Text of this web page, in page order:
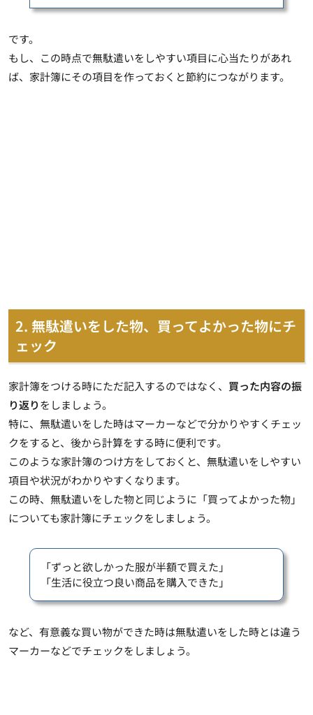
です。
もし、この時点で無駄遣いをしやすい項目に心当たりがあれ
ば、家計簿にその項目を作っておくと節約につながります。
2. 無駄遣いをした物、買ってよかった物にチ
ェック
家計簿をつける時にただ記入するのではなく、 買った内容の振
り返りをしましょう。
特に、 無駄遣いをした時はマーカーなどで分かりやすくチェッ
クをすると、後から計算をする時に便利です。
このような家計簿のつけ方をしておくと、無駄遣いをしやすい
項目や状況がわかりやすくなります。
この時、無駄遣いをした物と同じように「買ってよかった物」
についても家計簿にチェックをしましょう。
「ずっと欲しかった服が半額で買えた」
「生活に役立つ良い商品を購入できた」
など、有意義な買い物ができた時は無駄遣いをした時とは違う
マーカーなどでチェックをしましょう。